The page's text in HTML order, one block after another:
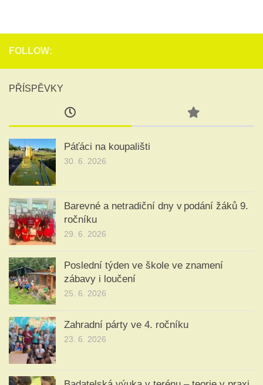
FOLLOW:
PŘÍSPĚVKY
Páťáci na koupališti
30. 6. 2026
Barevné a netradiční dny v podání žáků 9.
ročníku
29. 6. 2026
Poslední týden ve škole ve znamení
zábavy i loučení
25. 6. 2026
Zahradní párty ve 4. ročníku
23. 6. 2026